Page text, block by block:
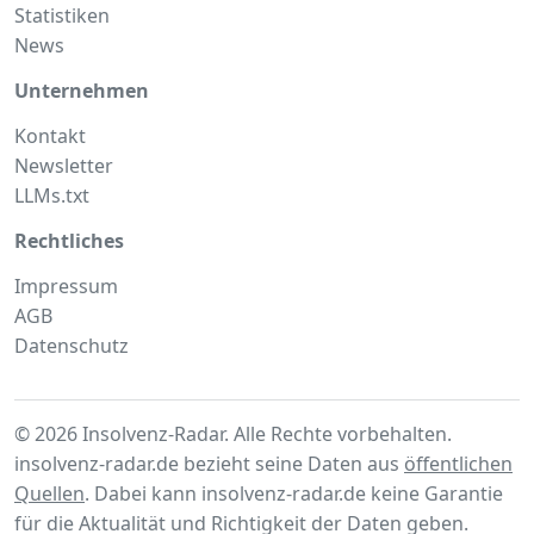
Statistiken
News
Unternehmen
Kontakt
Newsletter
LLMs.txt
Rechtliches
Impressum
AGB
Datenschutz
© 2026 Insolvenz-Radar. Alle Rechte vorbehalten.
insolvenz-radar.de bezieht seine Daten aus öffentlichen
Quellen. Dabei kann insolvenz-radar.de keine Garantie
für die Aktualität und Richtigkeit der Daten geben.